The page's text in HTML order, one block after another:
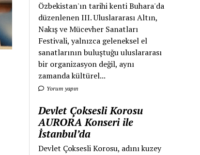
Özbekistan'ın tarihi kenti Buhara'da
düzenlenen III. Uluslararası Altın,
Nakış ve Mücevher Sanatları
Festivali, yalnızca geleneksel el
sanatlarının buluştuğu uluslararası
bir organizasyon değil, aynı
zamanda kültürel...
Yorum yapın
Devlet Çoksesli Korosu
AURORA Konseri ile
İstanbul’da
Devlet Çoksesli Korosu, adını kuzey